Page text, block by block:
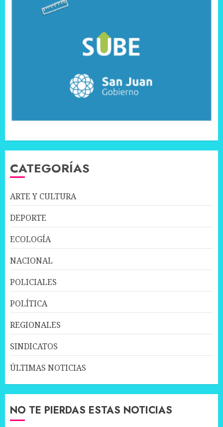
CATEGORÍAS
ARTE Y CULTURA
DEPORTE
ECOLOGÍA
NACIONAL
POLICIALES
POLÍTICA
REGIONALES
SINDICATOS
ÚLTIMAS NOTICIAS
NO TE PIERDAS ESTAS NOTICIAS